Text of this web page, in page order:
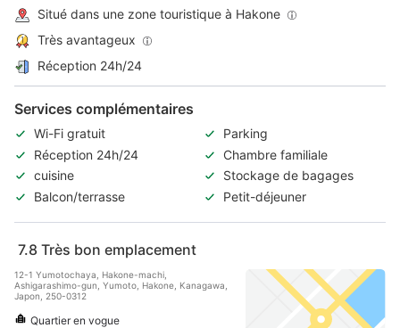
Situé dans une zone touristique à Hakone
Très avantageux
Réception 24h/24
Services complémentaires
Wi-Fi gratuit
Parking
Réception 24h/24
Chambre familiale
cuisine
Stockage de bagages
Balcon/terrasse
Petit-déjeuner
7.8 Très bon emplacement
12-1 Yumotochaya, Hakone-machi,
Ashigarashimo-gun, Yumoto, Hakone, Kanagawa,
Japon, 250-0312
Quartier en vogue